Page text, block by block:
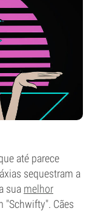
até parece
sequestram a
sua melhor
"Schwifty". Cães